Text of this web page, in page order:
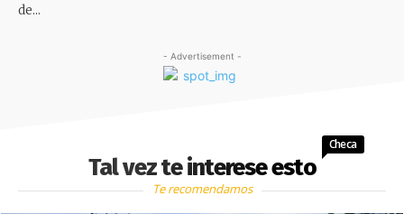
de...
- Advertisement -
Tal vez te interese esto
Checa
Te recomendamos